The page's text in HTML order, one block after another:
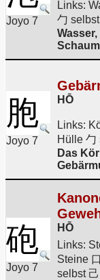
Joyo 7
Links:
勹
胞
Joyo 7
HŌ
Links:
Hülle 勹
Das
砲
Joyo 7
HŌ
Links:
Steine
selbst